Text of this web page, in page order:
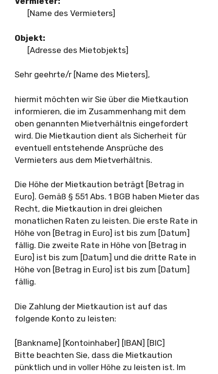
[Name des Vermieters]
Objekt:
[Adresse des Mietobjekts]
Sehr geehrte/r [Name des Mieters],
hiermit möchten wir Sie über die Mietkaution
informieren, die im Zusammenhang mit dem
oben genannten Mietverhältnis eingefordert
wird. Die Mietkaution dient als Sicherheit für
eventuell entstehende Ansprüche des
Vermieters aus dem Mietverhältnis.
Die Höhe der Mietkaution beträgt [Betrag in
Euro]. Gemäß § 551 Abs. 1 BGB haben Mieter das
Recht, die Mietkaution in drei gleichen
monatlichen Raten zu leisten. Die erste Rate in
Höhe von [Betrag in Euro] ist bis zum [Datum]
fällig. Die zweite Rate in Höhe von [Betrag in
Euro] ist bis zum [Datum] und die dritte Rate in
Höhe von [Betrag in Euro] ist bis zum [Datum]
fällig.
Die Zahlung der Mietkaution ist auf das
folgende Konto zu leisten:
[Bankname] [Kontoinhaber] [IBAN] [BIC]
Bitte beachten Sie, dass die Mietkaution
pünktlich und in voller Höhe zu leisten ist. Im